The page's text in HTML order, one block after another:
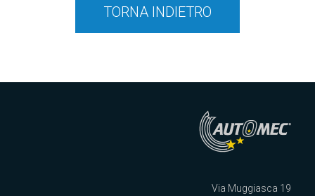
TORNA INDIETRO
Via Muggiasca 19